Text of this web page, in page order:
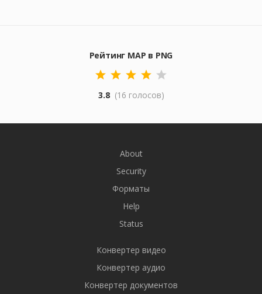
Рейтинг MAP в PNG
3.8 (16 голосов)
About
Security
Форматы
Help
Status
Конвертер видео
Конвертер аудио
Конвертер документов